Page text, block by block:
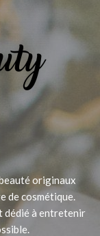
originaux
de cosmétique.
dédié à entretenir